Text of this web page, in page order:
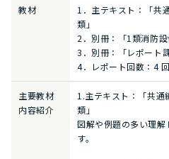
教材
1．主テキスト：「共
類」
2．別冊：「1類消防
3．別冊：「レポート課
4．レポート回数：4 回
主要教材
内容紹介
1.主テキスト：「共通
類」
図解や例題の多い理
す。